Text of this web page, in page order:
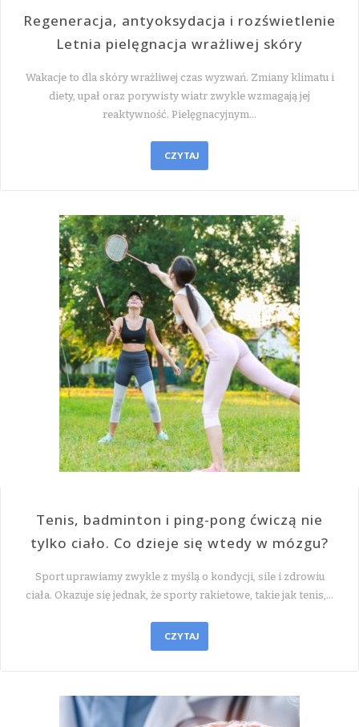
Regeneracja, antyoksydacja i rozświetlenie
Letnia pielęgnacja wrażliwej skóry
Wakacje to dla skóry wrażliwej czas wyzwań. Zmiany klimatu i
diety, upał oraz porywisty wiatr zwykle wzmagają jej
reaktywność. Pielęgnacyjnym…
CZYTAJ
Tenis, badminton i ping-pong ćwiczą nie
tylko ciało. Co dzieje się wtedy w mózgu?
Sport uprawiamy zwykle z myślą o kondycji, sile i zdrowiu
ciała. Okazuje się jednak, że sporty rakietowe, takie jak tenis,…
CZYTAJ